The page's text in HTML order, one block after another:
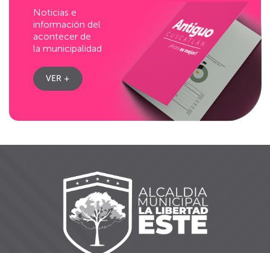
Noticias e
información del
acontecer de
la municipalidad
VER +